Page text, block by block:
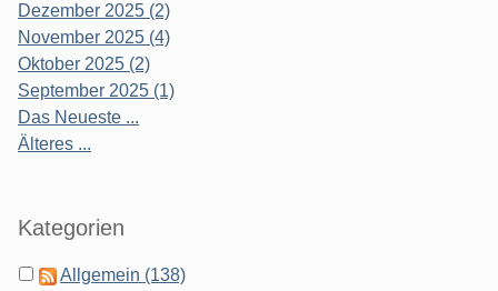
Dezember 2025 (2)
November 2025 (4)
Oktober 2025 (2)
September 2025 (1)
Das Neueste ...
Älteres ...
Kategorien
Allgemein (138)